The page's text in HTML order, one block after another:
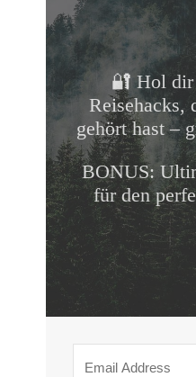
🔐 Hol dir
Reisehacks,
gehört hast –
BONUS:
für den